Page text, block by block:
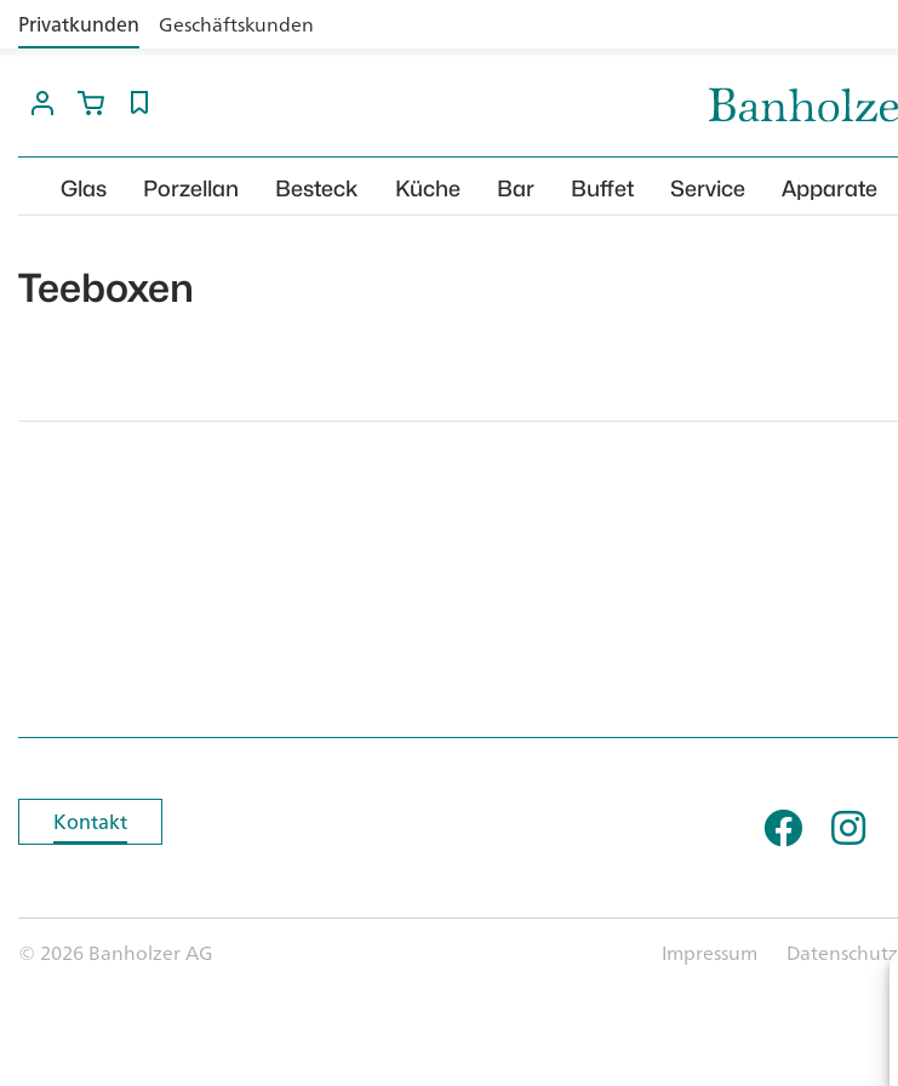
Privatkunden Geschäftskunden
Glas Porzellan Besteck Küche Bar Buffet Service Apparate
Teeboxen
Kontakt
Kontakt
© 2026 Banholzer AG Impressum Datenschutz